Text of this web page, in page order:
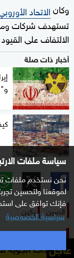
سياسة ملفات
نحن نستخدم ملفات
لموقعنا ولتحسين
فإنك توافق على
سياسية الخصوصية
وكانالاتحاد
تستهدف شركات
الالتفاف على
أخبار ذات صلة
الصين بكين
الأكثر قراءة
عاجلتطلق